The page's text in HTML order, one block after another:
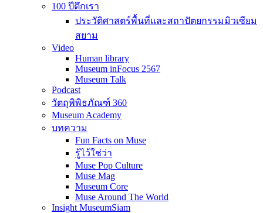
100 ปีตึกเรา
ประวัติศาสตร์พื้นที่และสถาปัตยกรรมมิวเซียม
สยาม
Video
Human library
Museum inFocus 2567
Museum Talk
Podcast
วัตถุพิพิธภัณฑ์ 360
Museum Academy
บทความ
Fun Facts on Muse
รู้ไว้ใช่ว่า
Muse Pop Culture
Muse Mag
Museum Core
Muse Around The World
Insight MuseumSiam